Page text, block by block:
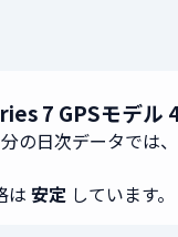
7 GPSモデ
の日次データでは
は 安定 しています。